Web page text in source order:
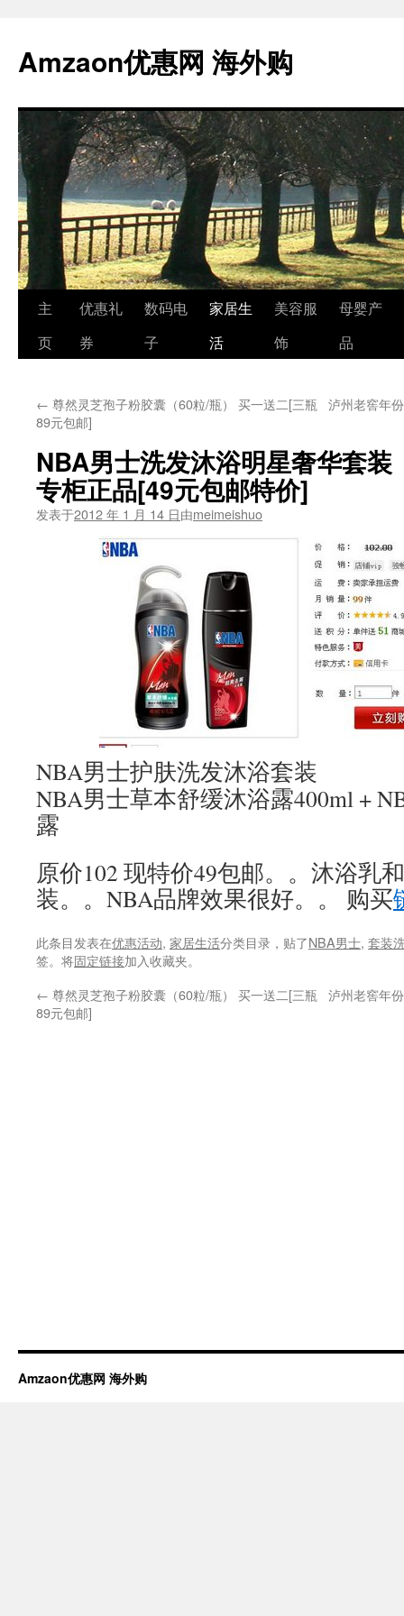
正
文
Amzaon优惠网 海外购
主
页
优惠礼
券
数码电
子
家居生
活
美容服
饰
母婴产
品
← 尊然灵芝孢子粉胶囊（60粒/瓶） 买一送二[三瓶
89元包邮]
泸州老窖年
NBA男士洗发沐浴明星奢华套装
专柜正品[49元包邮特价]
发表于2012 年 1 月 14 日由meimeishuo
NBA男士护肤洗发沐浴套装
NBA男士草本舒缓沐浴露400ml +
露
原价102 现特价49包邮。。沐浴乳
装。。NBA品牌效果很好。。 购买
此条目发表在优惠活动, 家居生活分类目录，贴了NBA男士, 套装
签。将固定链接加入收藏夹。
← 尊然灵芝孢子粉胶囊（60粒/瓶） 买一送二[三瓶
89元包邮]
泸州老窖年
Amzaon优惠网 海外购